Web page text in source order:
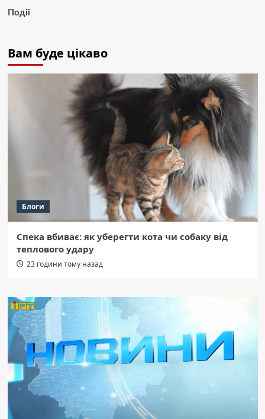
Події
Вам буде цікаво
Блоги
Спека вбиває: як уберегти кота чи собаку від
теплового удару
23 години тому назад